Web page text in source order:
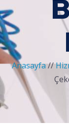
Anasayfa//